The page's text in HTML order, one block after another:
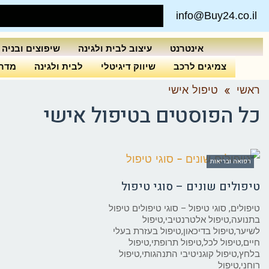
info@Buy24.co.il
אינטרנט עיצוב לבית ולגינה שיפוצים ובניה
צמיגים לרכב
שיווק דיגיטלי לבית ולגינה
ראשי » טיפול אישי
כל הפוסטים בטיפול אישי
רפואה ובריאות
טיפולים שונים – סוגי טיפול
טיפולים, סוגי טיפול – סוגי טיפולים טיפול
בתנועה,טיפול אלטרנטיבי,טיפול
לשיער,טיפול בדיכאון,טיפול בעזרת בעלי
חיים,טיפול לכל,טיפול תרופתי,טיפול
בלחץ,טיפול קוגניטיבי התנהגותי,טיפול
רוחני,טיפול